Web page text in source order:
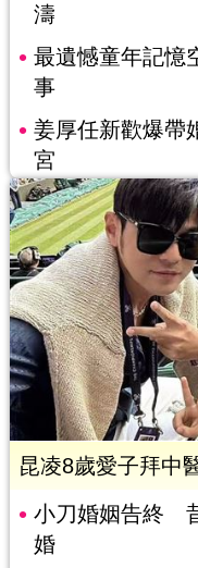
濤
最遺憾童年記
事
姜厚任新歡爆帶
宮
昆凌8歲愛子拜
小刀婚姻告終
婚